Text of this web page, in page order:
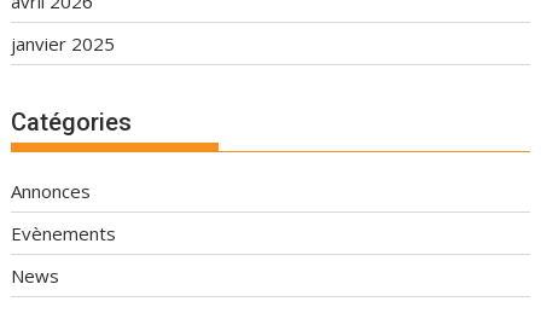
janvier 2025
Catégories
Annonces
Evènements
News